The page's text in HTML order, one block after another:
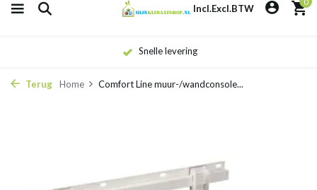
Incl.Excl.BTW
Snelle levering
Terug Home Comfort Line muur-/wandconsole...